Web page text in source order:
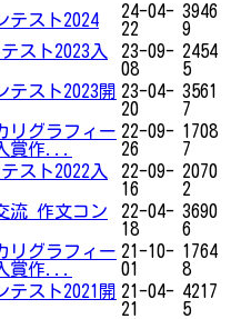
テスト2024
24-04-
22
3946
9
スト2023入
23-09-
08
2454
5
スト2023開 23-04-
20
3561
7
リグラフィー
賞作...
22-09-
26
1708
7
スト2022入
22-09-
16
2070
2
流 作文コン
22-04-
18
3690
6
リグラフィー
賞作...
21-10-
01
1764
8
スト2021開 21-04-
21
4217
5